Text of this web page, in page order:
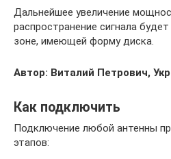
Дальнейшее увеличение
распространение сигнала
зоне, имеющей форму диска.
Автор: Виталий Петрович,
Как подключить
Подключение любой антенны
этапов: